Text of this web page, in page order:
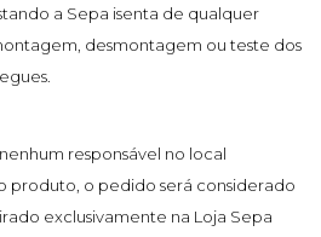
a Sepa isenta de qualquer
desmontagem ou teste dos
responsável no local
produto, o pedido será considerado
exclusivamente na Loja Sepa